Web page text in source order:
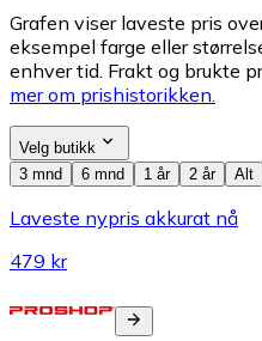
Grafen viser laveste pris
eksempel farge eller
enhver tid. Frakt og brukte
mer om prishistorikken.
Velg butikk
3 mnd
6 mnd 1 år 2 år Alt
Laveste nypris akkurat nå
479 kr